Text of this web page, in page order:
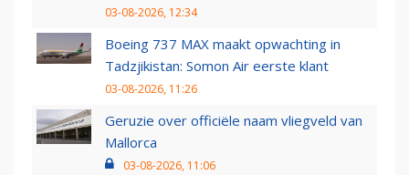
03-08-2026, 12:34
Boeing 737 MAX maakt opwachting in
Tadzjikistan: Somon Air eerste klant
03-08-2026, 11:26
Geruzie over officiële naam vliegveld van
Mallorca
03-08-2026, 11:06